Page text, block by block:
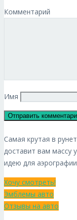
Комментарий
Имя
Самая крутая в
доставит вам массу
идею для
Хочу смотреть!
Эмблемы авто
Отзывы на авто